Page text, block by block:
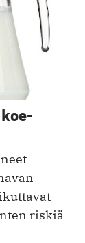
riskiä